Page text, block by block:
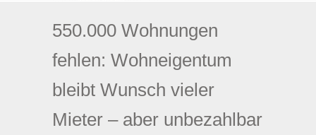
550.000 Wohnungen
fehlen: Wohneigentum
bleibt Wunsch vieler
Mieter – aber unbezahlbar